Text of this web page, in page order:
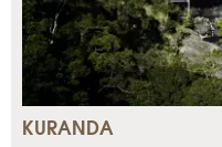
KURANDA